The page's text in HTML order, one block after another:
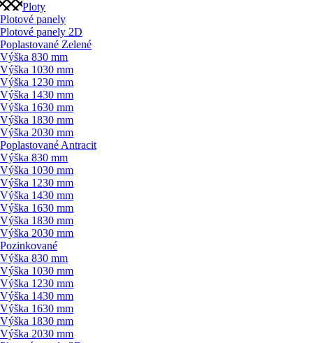
Ploty
Plotové panely
Plotové panely 2D
Poplastované Zelené
Výška 830 mm
Výška 1030 mm
Výška 1230 mm
Výška 1430 mm
Výška 1630 mm
Výška 1830 mm
Výška 2030 mm
Poplastované Antracit
Výška 830 mm
Výška 1030 mm
Výška 1230 mm
Výška 1430 mm
Výška 1630 mm
Výška 1830 mm
Výška 2030 mm
Pozinkované
Výška 830 mm
Výška 1030 mm
Výška 1230 mm
Výška 1430 mm
Výška 1630 mm
Výška 1830 mm
Výška 2030 mm